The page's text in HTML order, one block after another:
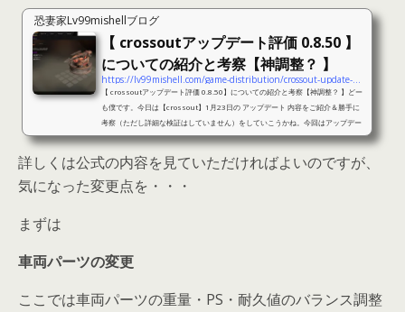
恐妻家Lv99mishellブログ
【 crossoutアップデート評価 0.8.50 】
についての紹介と考察【神調整？ 】
https://lv99mishell.com/game-distribution/crossout-update-0-8-50
【 crossoutアップデート評価 0.8.50】についての紹介と考察【神調整？ 】どー
も僕です。今日は【crossout】1月23日の アップデート 内容をご紹介＆勝手に
考察（ただし詳細な検証はしていません）をしていこうかね。今回はアップデー
ト内容全ての紹介ではなく、勝手に厳選した部分のみの紹介になります。また、
すべての内容は公式サイトよりご確認ください。アップデート 内容それではまず
1月23日のアップデート内容を見ていきましょう。公式はこちらから ゲーム内イ
ベント「パイロマニア」」イベント内容※公式より引用このイベン...
詳しくは公式の内容を見ていただければよいのですが、
気になった変更点を・・・
まずは
車両パーツの変更
ここでは車両パーツの重量・PS・耐久値のバランス調整